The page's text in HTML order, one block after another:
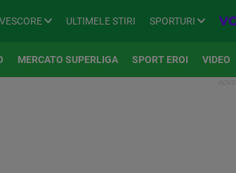
ULTIMELE STIRI SPORTURI
MERCATO SUPERLIGA SPORT EROI VIDEO